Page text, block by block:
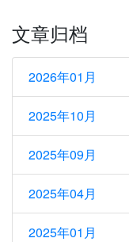
文章归档
2026年01月
2025年10月
2025年09月
2025年04月
2025年01月